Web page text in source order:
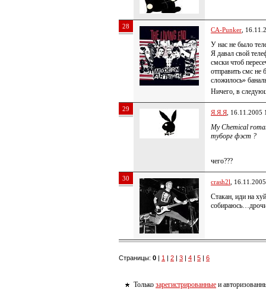
28 CA-Punker ,
У нас не было
Я давал свой
смски чтоб
отправить смс
сложилось»
Ничего, в
29 Я.Я.Я , 16.11.2005
My Chemical
туборг фэст ?
чего???
30 crash2l ,
Стакан, иди на
Страницы: 0 | 1 | 2 | 3 | 4 | 5 | 6
Только зарегистрированные и